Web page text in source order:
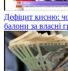
Дефіцит кисню:
балони за власні